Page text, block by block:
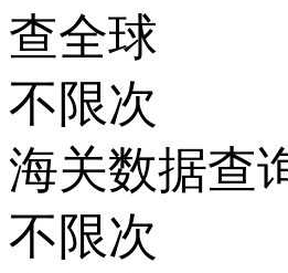
查全球
不限次
海关数据查
不限次